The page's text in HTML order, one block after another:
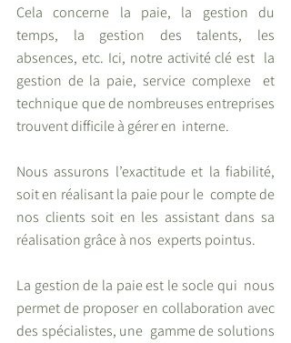
Cela concerne la paie, la gestion du
temps, la gestion des talents, les
absences, etc. Ici, notre activité clé est  la
gestion de la paie, service complexe  et
technique que de nombreuses entreprises
trouvent difficile à gérer en  interne.
Nous assurons l’exactitude et la fiabilité,
soit en réalisant la paie pour le  compte de
nos clients soit en les assistant dans sa
réalisation grâce à nos  experts pointus.
La gestion de la paie est le socle qui  nous
permet de proposer en collaboration avec
des spécialistes, une  gamme de solutions